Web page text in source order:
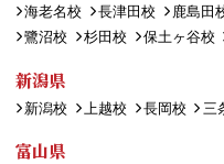
海老名校
長津田校 鹿島田
鷺沼校
杉田校 保土ヶ谷校
新潟県
新潟校 上越校 長岡校 三
富山県